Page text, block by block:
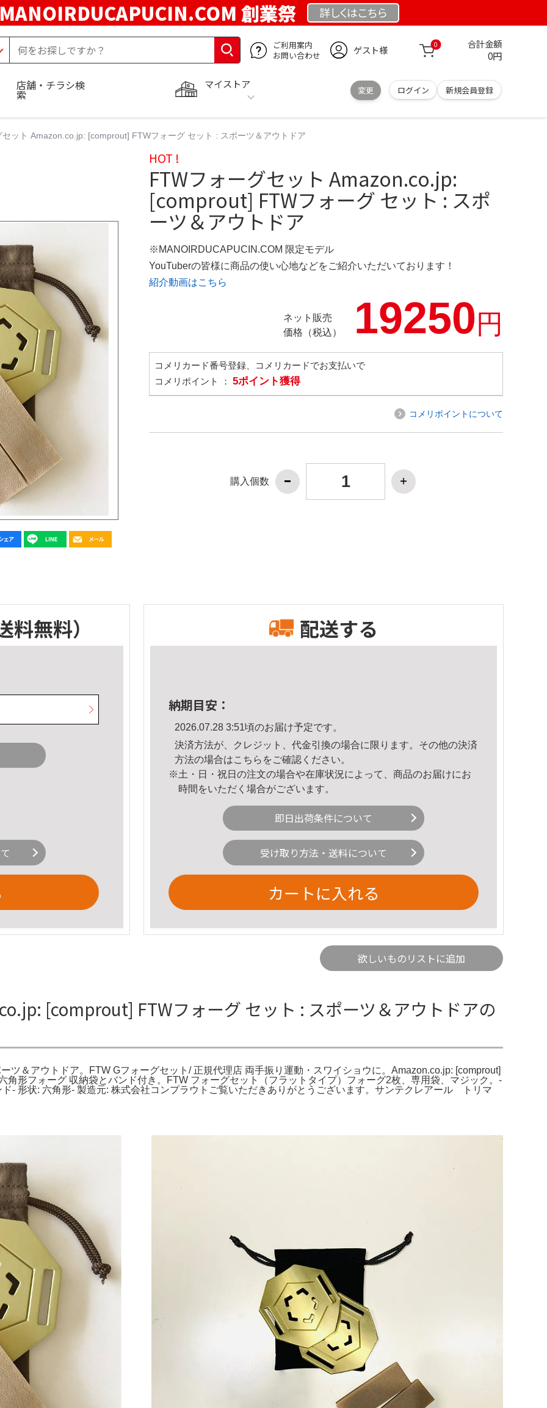
創業祭 詳しくはこちら
ご利用案内
お問い合わせ
ゲスト様 0 合計金額
0円
マイストア
変更 ログイン 新規会員登録
店舗・チラシ検
索
ット Amazon.co.jp: [comprout] FTWフォーグ セット : スポーツ＆アウトドア
HOT !
FTWフォーグセット Amazon.co.jp:
[comprout] FTWフォーグ セット : スポ
ーツ＆アウトドア
※MANOIRDUCAPUCIN.COM 限定モデル
YouTuberの皆様に商品の使い心地などをご紹介いただいております！
紹介動画はこちら
ネット販売
価格（税込）
19250円
コメリカード番号登録、コメリカードでお支払いで
コメリポイント ： 5ポイント獲得
コメリポイントについて
購入個数
料無料） 配送する
納期目安：
2026.07.28 3:51頃のお届け予定です。
決済方法が、クレジット、代金引換の場合に限ります。その他の決済
方法の場合はこちら をご確認ください。
※土・日・祝日の注文の場合や在庫状況によって、商品のお届けにお
時間をいただく場合がございます。
即日出荷条件について
受け取り方法・送料について
カートに入れる
欲しいものリストに追加
[comprout] FTWフォーグ セット : スポーツ＆アウトドアの
ツ＆アウトドア。FTW Gフォーグセット/ 正規代理店 両手振り運動・スワイショウに。Amazon.co.jp: [comprout]
角形フォーグ 収納袋とバンド付き。FTW フォーグセット（フラットタイプ）フォーグ2枚、専用袋、マジック。-
- 形状: 六角形- 製造元: 株式会社コンプラウトご覧いただきありがとうございます。サンテクレアール トリマ